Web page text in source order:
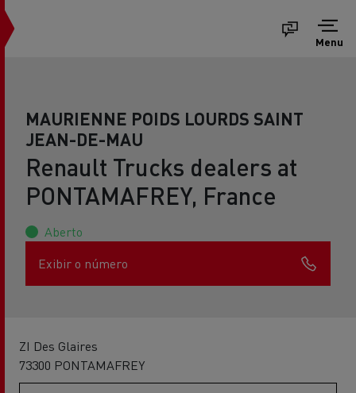
Menu
MAURIENNE POIDS LOURDS SAINT
JEAN-DE-MAU
Renault Trucks dealers at
PONTAMAFREY, France
Aberto
Exibir o número
ZI Des Glaires
73300 PONTAMAFREY